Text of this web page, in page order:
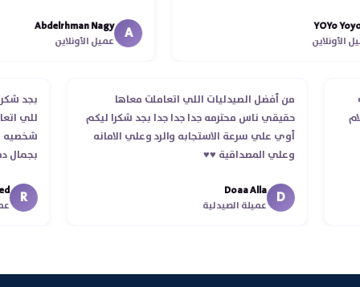
انتهاء موعد عمله ..فضل يتابع معايا
استلمت ..شكرا جزيلا ليكم
Abdelrhman Nagy
عميل الأونلاين
من أفضل الصيدليات اللي اتعاملت معاها
حقيقي ناس محترمه جدا جدا جدا بجد شكرا ليكم
أوي علي سرعة الاستجابه والرد وعلي الامانه
وعلي المصداقية ♥️♥️‏
D
Doaa Alla
عميلة الصيدلية